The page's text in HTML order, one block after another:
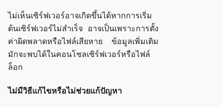
ไม่เห็นเซิร์ฟเวอร์อาจเกิดขึ้นได้หากการเริ่ม
ต้นเซิร์ฟเวอร์ไม่สำเร็จ อาจเป็นเพราะการตั้ง
ค่าผิดพลาดหรือไฟล์เสียหาย ข้อมูลเพิ่มเติม
มักจะพบได้ในคอนโซลเซิร์ฟเวอร์หรือไฟล์
ล็อก
ไม่มีวิธีแก้ไขหรือไม่ช่วยแก้ปัญหา